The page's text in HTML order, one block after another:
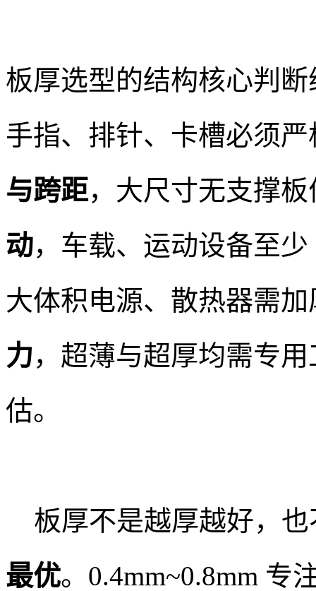
板厚选型的结构核心判
手指、排针、卡槽必须
与跨距，大尺寸无支撑
动，车载、运动设备至
大体积电源、散热器需
力，超薄与超厚均需专
估。
板厚不是越厚越好，也
最优。0.4mm~0.8mm 专